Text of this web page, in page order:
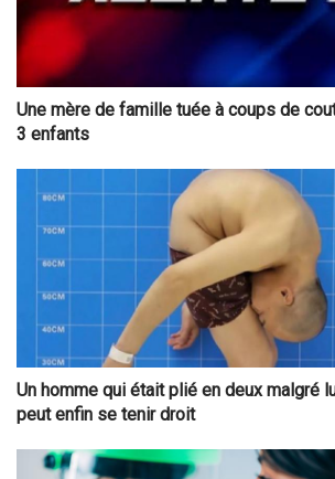
Une mère de famille tuée à coups de
3 enfants
Un homme qui était plié en deux malgré
peut enfin se tenir droit